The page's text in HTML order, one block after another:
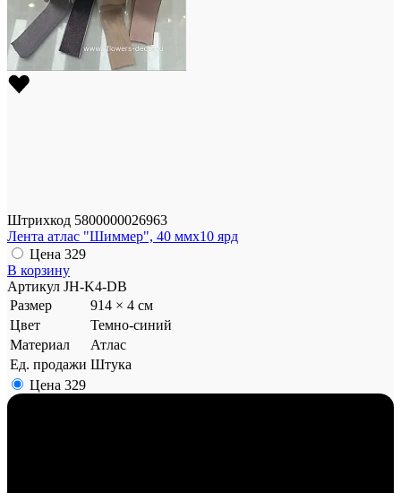
Штрихкод 5800000026963
Лента атлас "Шиммер", 40 ммx10 ярд
Цена 329
В корзину
Артикул JH-K4-DB
Размер
914 × 4 см
Цвет
Темно-синий
Материал
Атлас
Ед. продажи Штука
Цена 329